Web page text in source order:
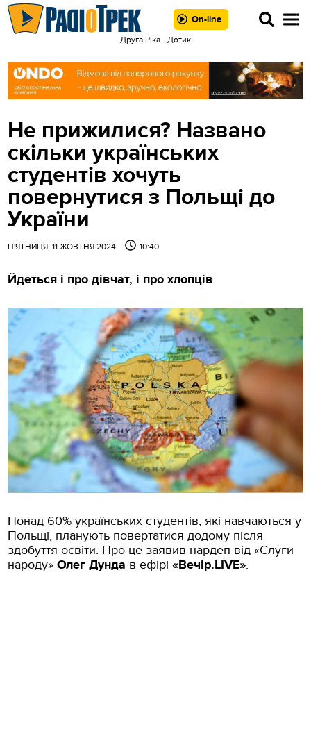
On-line
Друга Ріка - Дотик
Не прижилися? Названо
скільки українських
студентів хочуть
повернутися з Польщі до
України
П'ЯТНИЦЯ, 11 ЖОВТНЯ 2024 10:40
Йдеться і про дівчат, і про хлопців
Понад 60% українських студентів, які навчаються у
Польщі, планують повертатися додому після
здобуття освіти. Про це заявив нардеп від «Слуги
народу»Олег Дунда в ефірі«Вечір.LIVE».